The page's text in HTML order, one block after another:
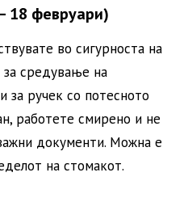
18 февруари)
во сигурноста на
средување на
за ручек со потесното
работете смирено и не
документи. Можна е
на стомакот.